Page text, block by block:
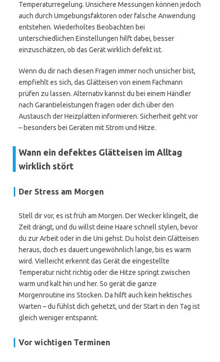
Temperaturregelung. Unsichere Messungen können jedoch
auch durch Umgebungsfaktoren oder falsche Anwendung
entstehen. Wiederholtes Beobachten bei
unterschiedlichen Einstellungen hilft dabei, besser
einzuschätzen, ob das Gerät wirklich defekt ist.
Wenn du dir nach diesen Fragen immer noch unsicher bist,
empfiehlt es sich, das Glätteisen von einem Fachmann
prüfen zu lassen. Alternativ kannst du bei einem Händler
nach Garantieleistungen fragen oder dich über den
Austausch der Heizplatten informieren. Sicherheit geht vor
– besonders bei Geräten mit Strom und Hitze.
Wann ein defektes Glätteisen im Alltag
wirklich stört
Der Stress am Morgen
Stell dir vor, es ist früh am Morgen. Der Wecker klingelt, die
Zeit drängt, und du willst deine Haare schnell stylen, bevor
du zur Arbeit oder in die Uni gehst. Du holst dein Glätteisen
heraus, doch es dauert ungewöhnlich lange, bis es warm
wird. Vielleicht erkennt das Gerät die eingestellte
Temperatur nicht richtig oder die Hitze springt zwischen
warm und kalt hin und her. So gerät die ganze
Morgenroutine ins Stocken. Da hilft auch kein hektisches
Warten – du fühlst dich gehetzt, und der Start in den Tag ist
gleich weniger entspannt.
Vor wichtigen Terminen